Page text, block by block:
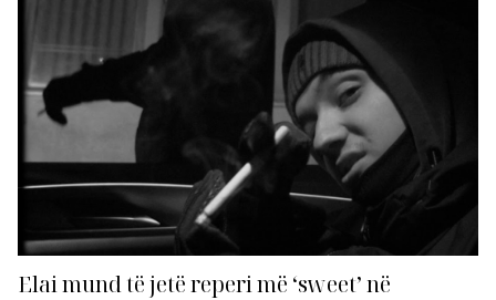
“The Top List”. Elai është kthyer shumë shpejt në
një...
Elai mund të jetë reperi më ‘sweet’ në